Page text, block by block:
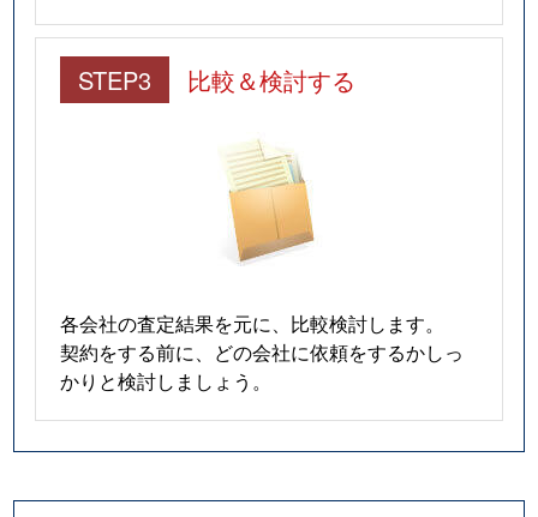
STEP3 比較＆検討する
各会社の査定結果を元に、比較検討します。
契約をする前に、どの会社に依頼をするかしっ
かりと検討しましょう。